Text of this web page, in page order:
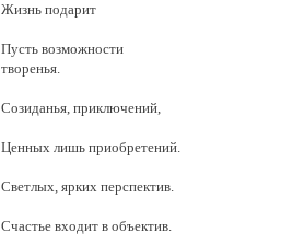
Жизнь подарит
Пусть возможности
творенья.
Созиданья, приключений,
Ценных лишь приобретений.
Светлых, ярких перспектив.
Счастье входит в объектив.